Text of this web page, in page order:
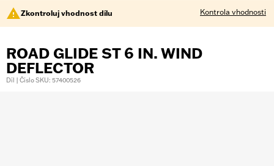
Zkontroluj vhodnost dílu Kontrola vhodnosti
ROAD GLIDE ST 6 IN. WIND
DEFLECTOR
Díl | Číslo SKU: 57400526